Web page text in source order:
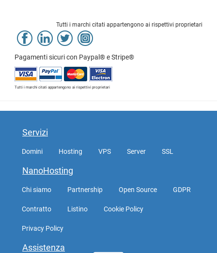
Tutti i marchi citati appartengono ai rispettivi proprietari
Pagamenti sicuri con Paypal® e Stripe®
Tutti i marchi citati appartengono ai rispettivi proprietari
Servizi
Domini Hosting VPS Server SSL
NanoHosting
Chi siamo Partnership Open Source GDPR
Contratto Listino Cookie Policy
Privacy Policy
Assistenza